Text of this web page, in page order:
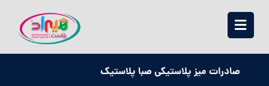
صادرات میز پلاستیکی صبا پلاستیک